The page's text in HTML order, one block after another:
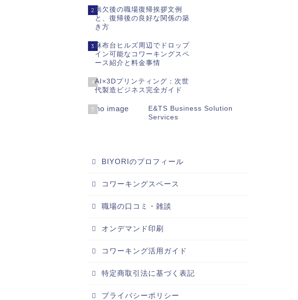
2 病欠後の職場復帰挨拶文例
と、復帰後の良好な関係の築
き方
3 麻布台ヒルズ周辺でドロップ
イン可能なコワーキングスペ
ース紹介と料金事情
4AI×3Dプリンティング：次世
代製造ビジネス完全ガイド
5
E&TS Business Solution
Services
BIYORIのプロフィール
コワーキングスペース
職場の口コミ・雑談
オンデマンド印刷
コワーキング活用ガイド
特定商取引法に基づく表記
プライバシーポリシー